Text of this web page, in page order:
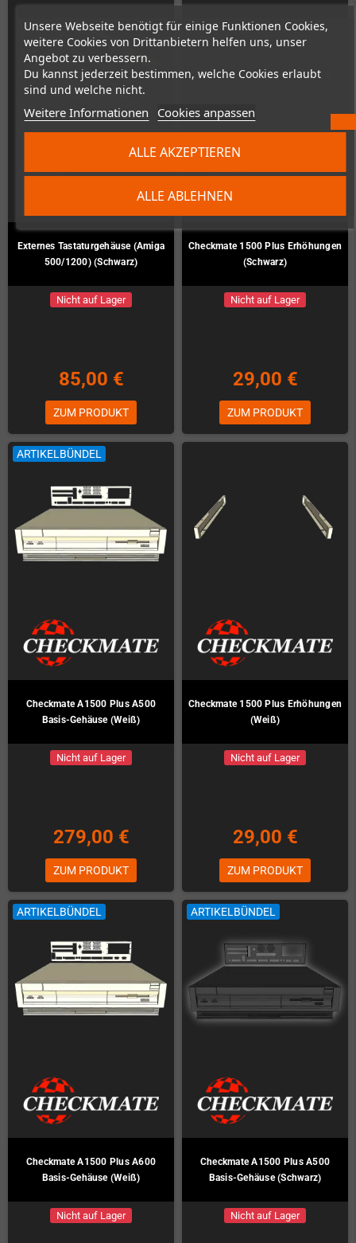
Unsere Webseite benötigt für einige Funktionen Cookies,
weitere Cookies von Drittanbietern helfen uns, unser
Angebot zu verbessern.
Du kannst jederzeit bestimmen, welche Cookies erlaubt
sind und welche nicht.
Weitere Informationen Cookies anpassen
ALLE ABLEHNEN
ALLE AKZEPTIEREN
Externes Tastaturgehäuse (Amiga
500/1200) (Schwarz)
Nicht auf Lager
85,00 €
ZUM PRODUKT
Checkmate 1500 Plus Erhöhungen
(Schwarz)
Nicht auf Lager
29,00 €
ZUM PRODUKT
ARTIKELBÜNDEL
Checkmate A1500 Plus A500
Basis-Gehäuse (Weiß)
Nicht auf Lager
279,00 €
ZUM PRODUKT
Checkmate 1500 Plus Erhöhungen
(Weiß)
Nicht auf Lager
29,00 €
ZUM PRODUKT
ARTIKELBÜNDEL
Checkmate A1500 Plus A600
Basis-Gehäuse (Weiß)
Nicht auf Lager
ARTIKELBÜNDEL
Checkmate A1500 Plus A500
Basis-Gehäuse (Schwarz)
Nicht auf Lager